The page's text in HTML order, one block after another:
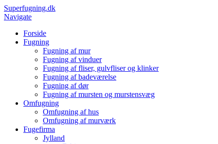
Superfugning.dk
Navigate
Forside
Fugning
Fugning af mur
Fugning af vinduer
Fugning af fliser, gulvfliser og klinker
Fugning af badeværelse
Fugning af dør
Fugning af mursten og murstensvæg
Omfugning
Omfugning af hus
Omfugning af murværk
Fugefirma
Jylland